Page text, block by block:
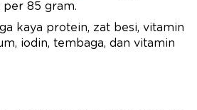
per 85 gram.
kaya protein, zat besi, vitamin
iodin, tembaga, dan vitamin